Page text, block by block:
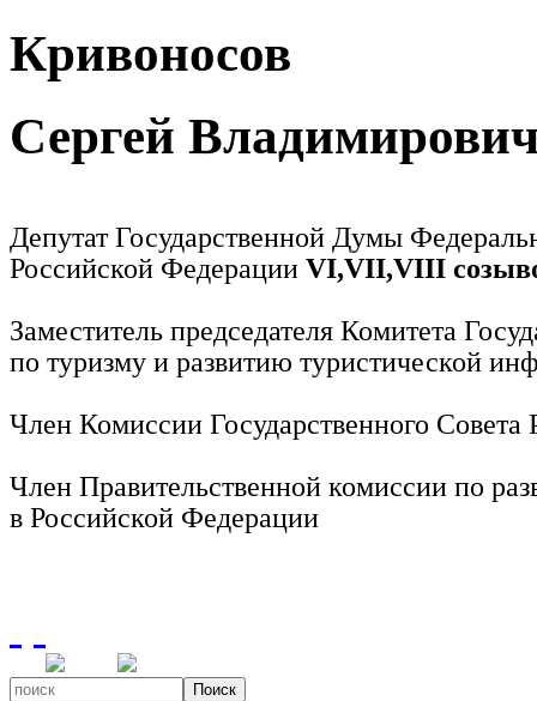
Кривоносов
Сергей
Депутат Государственной Думы
Российской Федерации VI,VII,VIII
Заместитель председателя Комитета
по туризму и развитию туристической
Член Комиссии Государственного
Член Правительственной комиссии по
в Российской Федерации
Поиск